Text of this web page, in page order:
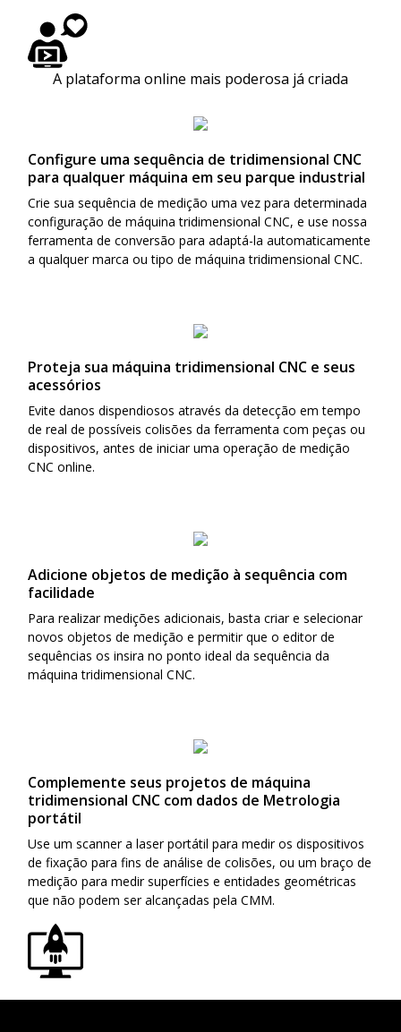
A plataforma online mais poderosa já criada
Configure uma sequência de tridimensional CNC
para qualquer máquina em seu parque industrial
Crie sua sequência de medição uma vez para determinada
configuração de máquina tridimensional CNC, e use nossa
ferramenta de conversão para adaptá-la automaticamente
a qualquer marca ou tipo de máquina tridimensional CNC.
Proteja sua máquina tridimensional CNC e seus
acessórios
Evite danos dispendiosos através da detecção em tempo
de real de possíveis colisões da ferramenta com peças ou
dispositivos, antes de iniciar uma operação de medição
CNC online.
Adicione objetos de medição à sequência com
facilidade
Para realizar medições adicionais, basta criar e selecionar
novos objetos de medição e permitir que o editor de
sequências os insira no ponto ideal da sequência da
máquina tridimensional CNC.
Complemente seus projetos de máquina
tridimensional CNC com dados de Metrologia
portátil
Use um scanner a laser portátil para medir os dispositivos
de fixação para fins de análise de colisões, ou um braço de
medição para medir superfícies e entidades geométricas
que não podem ser alcançadas pela CMM.